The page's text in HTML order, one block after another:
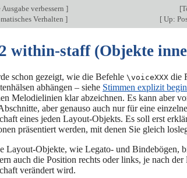
verbessern ] [
Verhalten ] [Up:
within-staff (Objekte
schon gezeigt, wie die Befehle \voiceXXX die
abhängen – siehe Stimmen explizit
Melodielinien klar abzeichnen. Es kann aber
aber genauso auch nur für eine
eines jeden Layout-Objekts. Es soll erst
präsentiert werden, mit denen Sie gleich
Layout-Objekte, wie Legato- und Bindebögen,
auch die Position rechts oder links, je nach
verändert wird.